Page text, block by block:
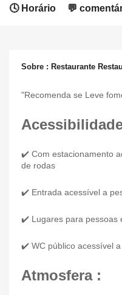
🕓 Horário 💬
Sobre : Restaurante
"Recomenda se Leve
✔️ Com estacionamento
de rodas
✔️ Entrada acessível a
✔️ Lugares para pessoas
✔️ WC público acessível
Atmosfera :